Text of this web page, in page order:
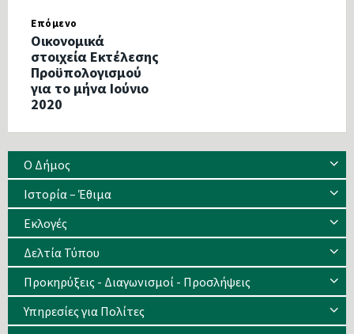
Επόμενο
Οικονομικά
στοιχεία Εκτέλεσης
Προϋπολογισμού
για το μήνα Ιούνιο
2020
Ο Δήμος
Ιστορία – Έθιμα
Eκλογές
Δελτία Τύπου
Προκηρύξεις - Διαγωνισμοί - Προσλήψεις
Υπηρεσίες για Πολίτες